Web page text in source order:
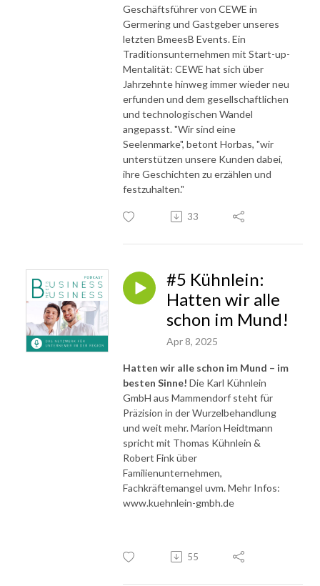
Geschäftsführer von CEWE in
Germering und Gastgeber unseres
letzten BmeesB Events. Ein
Traditionsunternehmen mit Start-up-
Mentalität: CEWE hat sich über
Jahrzehnte hinweg immer wieder neu
erfunden und dem gesellschaftlichen
und technologischen Wandel
angepasst. "Wir sind eine
Seelenmarke", betont Horbas, "wir
unterstützen unsere Kunden dabei,
ihre Geschichten zu erzählen und
festzuhalten."
33
#5 Kühnlein:
Hatten wir alle
schon im Mund!
Apr 8, 2025
Hatten wir alle schon im Mund – im
besten Sinne! Die Karl Kühnlein
GmbH aus Mammendorf steht für
Präzision in der Wurzelbehandlung
und weit mehr. Marion Heidtmann
spricht mit Thomas Kühnlein &
Robert Fink über
Familienunternehmen,
Fachkräftemangel uvm. Mehr Infos:
www.kuehnlein-gmbh.de
55